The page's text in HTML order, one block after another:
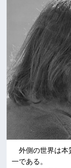
外側の世界は本
一である。